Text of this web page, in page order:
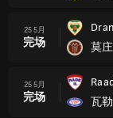
25 5月
完场
莫
25 5月
完场
瓦